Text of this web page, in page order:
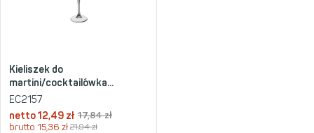
Kieliszek do
martini/cocktailówka...
EC2157
netto12,49 zł 17,84zł
brutto 15,36 zł 21,94zł